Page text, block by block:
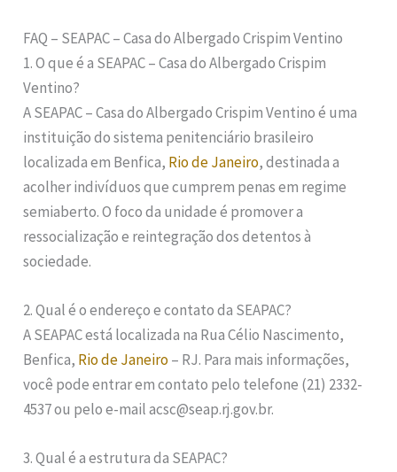
FAQ – SEAPAC – Casa do Albergado Crispim Ventino
1. O que é a SEAPAC – Casa do Albergado Crispim
Ventino?
A SEAPAC – Casa do Albergado Crispim Ventino é uma
instituição do sistema penitenciário brasileiro
localizada em Benfica, Rio de Janeiro, destinada a
acolher indivíduos que cumprem penas em regime
semiaberto. O foco da unidade é promover a
ressocialização e reintegração dos detentos à
sociedade.
2. Qual é o endereço e contato da SEAPAC?
A SEAPAC está localizada na Rua Célio Nascimento,
Benfica, Rio de Janeiro– RJ. Para mais informações,
você pode entrar em contato pelo telefone (21) 2332-
4537 ou pelo e-mail acsc@seap.rj.gov.br.
3. Qual é a estrutura da SEAPAC?